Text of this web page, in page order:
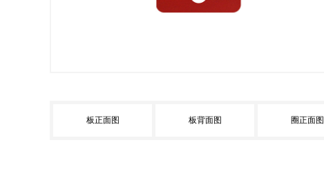
板正面图 板背面图 圈正面图